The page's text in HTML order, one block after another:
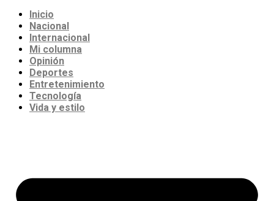
Inicio
Nacional
Internacional
Mi columna
Opinión
Deportes
Entretenimiento
Tecnología
Vida y estilo